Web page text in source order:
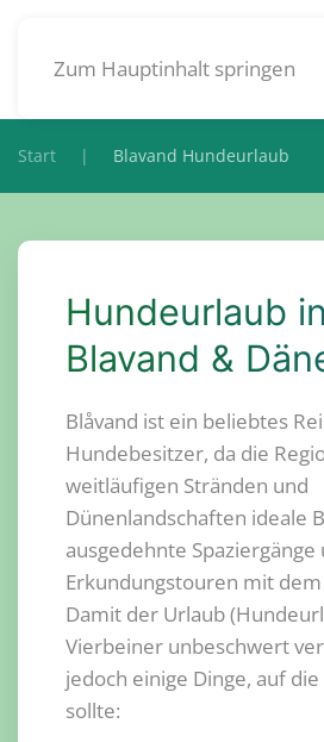
Zum Hauptinhalt springen
Start Blavand Hundeurlaub
Hundeurlaub in
Blavand &
Blåvand ist ein beliebtes
Hundebesitzer, da die
weitläufigen Stränden und
Dünenlandschaften ideale
ausgedehnte Spaziergänge
Erkundungstouren mit
Damit der Urlaub
Vierbeiner unbeschwert
jedoch einige Dinge, auf
sollte: